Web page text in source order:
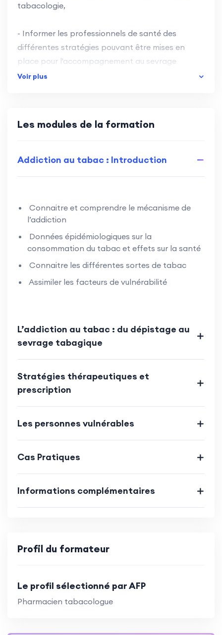
tabacologie,
- Informer les professionnels de santé des
différentes stratégies pouvant être mises en
place pour l'accompagnement au sevrage
tabagique,
thérapeuthique brève dans le cadre du RPIB
- Les sensibiliser au dépistage de certaines
Voir plus
Les modules de la formation
Addiction au tabac : Introduction
Connaitre et comprendre le mécanisme de
l’addiction
Données épidémiologiques sur la
consommation du tabac et effets sur la santé
Connaitre les différentes sortes de tabac
Assimiler les facteurs de vulnérabilité
L’addiction au tabac : du dépistage au
sevrage tabagique
Stratégies thérapeutiques et
prescription
Les personnes vulnérables
Cas Pratiques
Informations complémentaires
Profil du formateur
Le profil sélectionné par AFP
Pharmacien tabacologue